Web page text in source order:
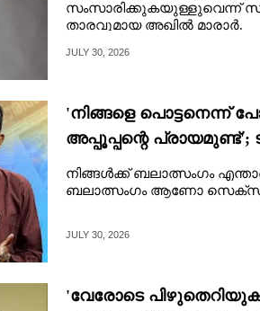
സംസാരിക്കുകയുള്ളുവെന്ന്
താരവുമായ അഖിൽ മാരാർ.
JULY 30, 2026
'നിങ്ങളെ പൊട്ടനെന്ന്
അപ്പൂപ്പന്റെ പ്രായമുണ്ട്';
മനുഷ്യനെന്ന് രഞ്ജിനി
നിങ്ങൾക്ക് ബലാത്സംഗം
ബലാത്സംഗം ആണോ സെക്സ്
JULY 30, 2026
'വേരോടെ